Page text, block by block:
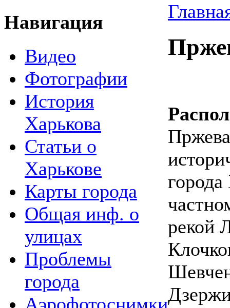
Навигация
Видео
Фотографии
История
Харькова
Статьи о
Харькове
Карты города
Общая инф. о
улицах
Проблемы
города
Аэрофотоснимки
рекой